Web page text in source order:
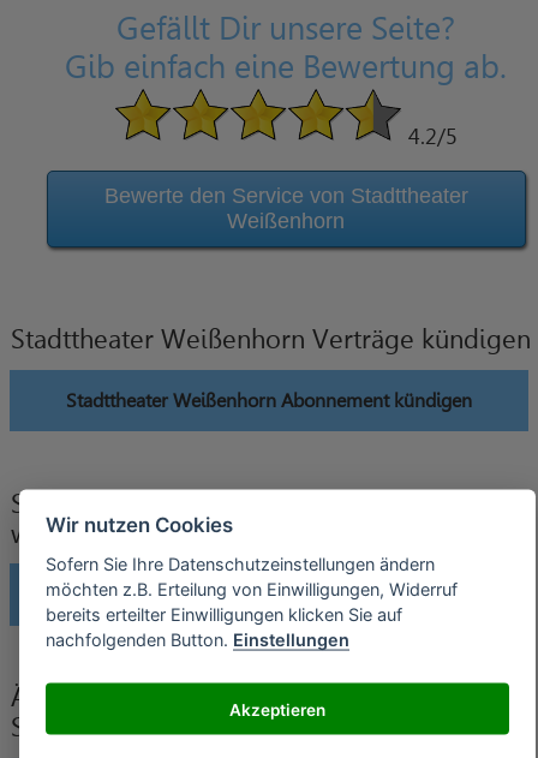
Gefällt Dir unsere Seite?
Gib einfach eine Bewertung ab.
4.2/5
Bewerte den Service von Stadttheater
Weißenhorn
Stadttheater Weißenhorn Verträge kündigen
Stadttheater Weißenhorn Abonnement kündigen
Stadttheater Weißenhorn Verträge
widerrufen
Stadttheater Weißenhorn Abonnement widerrufen
Änderung der Bankverbindung an
Stadttheater Weißenhorn senden
Wir nutzen Cookies
Sofern Sie Ihre Datenschutzeinstellungen ändern
möchten z.B. Erteilung von Einwilligungen, Widerruf
bereits erteilter Einwilligungen klicken Sie auf
nachfolgenden Button. Einstellungen
Akzeptieren